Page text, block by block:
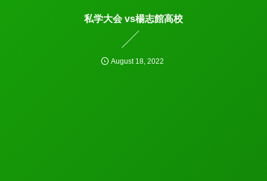
私学大会 vs楊志館高校
August 18, 2022